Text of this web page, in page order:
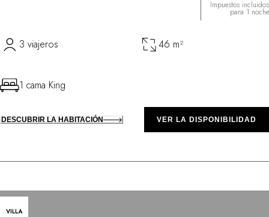
Impuestos incluidos
para 1 noche
3 viajeros 46 m²
1 cama King
DESCUBRIR LA HABITACIÓN VER LA DISPONIBILIDAD
VILLA